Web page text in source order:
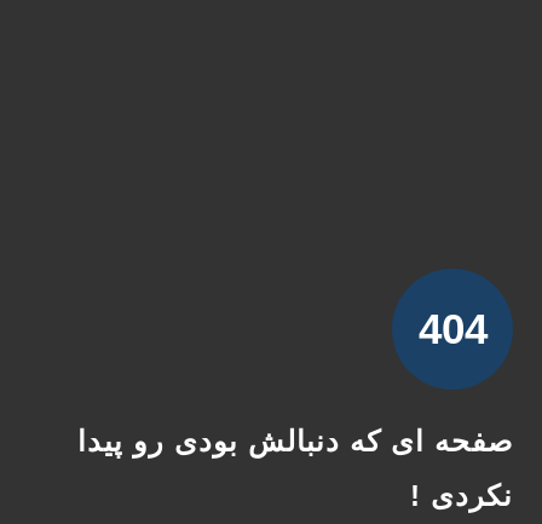
404
صفحه ای که دنبالش بودی رو پیدا
نکردی !